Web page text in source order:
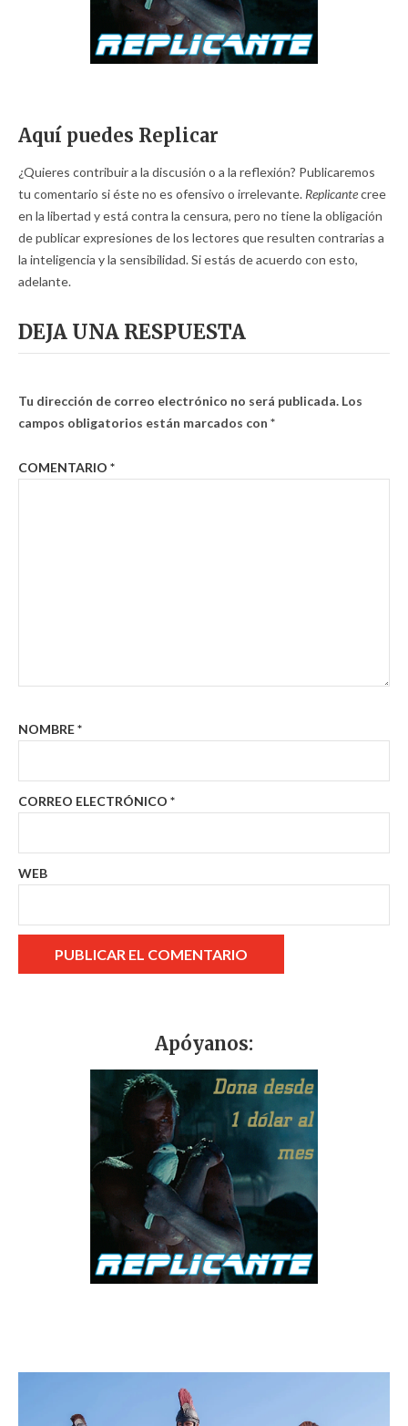
Aquí puedes Replicar
¿Quieres contribuir a la discusión o a la reflexión? Publicaremos
tu comentario si éste no es ofensivo o irrelevante. Replicantecree
en la libertad y está contra la censura, pero no tiene la obligación
de publicar expresiones de los lectores que resulten contrarias a
la inteligencia y la sensibilidad. Si estás de acuerdo con esto,
adelante.
DEJA UNA RESPUESTA
Tu dirección de correo electrónico no será publicada. Los
campos obligatorios están marcados con *
COMENTARIO *
NOMBRE*
CORREO ELECTRÓNICO *
WEB
Apóyanos: